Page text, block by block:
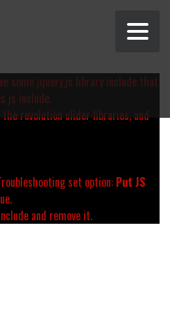
some jquery.js library include that
js include.
revolution slider libraries, and
set option: Put JS
and remove it.